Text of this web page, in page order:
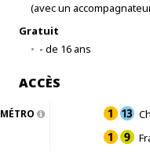
(avec un
Gratuit
- de 16 ans
ACCÈS
MÉTRO